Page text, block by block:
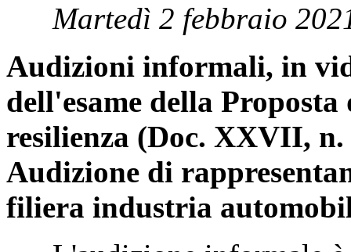
Martedì 2 febbraio
Audizioni informali, in
dell'esame della
resilienza (Doc. XXVII, n.
Audizione di
filiera industria